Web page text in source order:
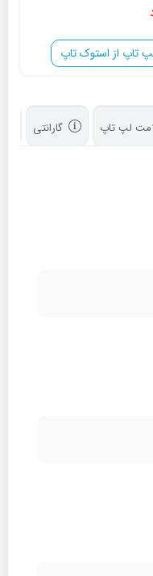
تاپ از استوک تاپ
لپ تاپ گارانتی